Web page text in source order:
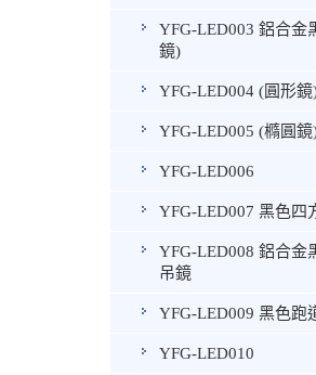
YFG-LED003 鋁合金
鏡)
YFG-LED004 (圓形鏡
YFG-LED005 (橢圓鏡
YFG-LED006
YFG-LED007 黑色四
YFG-LED008 鋁合金
吊鏡
YFG-LED009 黑色跑
YFG-LED010